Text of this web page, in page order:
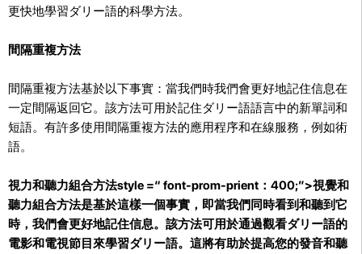
更快地學習ダリー語的科學方法。
間隔重複方法
間隔重複方法基於以下事實：當我們時我們會更好地記住信息在
一定間隔返回它。該方法可用於記住ダリー語語言中的新單詞和
短語。有許多使用間隔重複方法的應用程序和在線服務，例如術
語。
視力和聽力組合方法style =“ font-prom-prient：400;”>視覺和
聽力組合方法是基於這樣一個事實，即當我們同時看到和聽到它
時，我們會更好地記住信息。該方法可用於通過觀看ダリー語的
電影和電視節目來學習ダリー語。這將有助於提高您的發音和聽